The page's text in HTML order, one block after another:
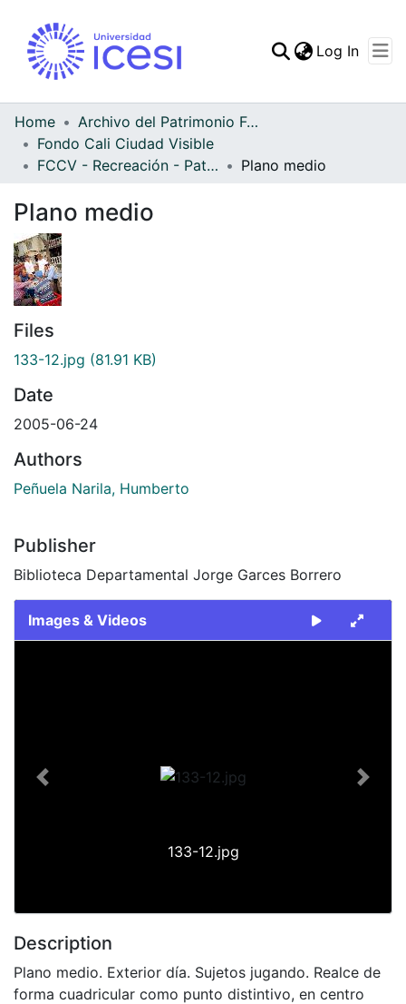
Log In
Home
Archivo del Patrimonio Fotográfico y Fílmico del Valle del Cauca
Fondo Cali Ciudad Visible
FCCV - Recreación - Patrimonial
Plano medio
Plano medio
Files
133-12.jpg (81.91 KB)
Date
2005-06-24
Authors
Peñuela Narila, Humberto
Publisher
Biblioteca Departamental Jorge Garces Borrero
Images & Videos
133-12.jpg
Previous Next
Description
Plano medio. Exterior día. Sujetos jugando. Realce de
forma cuadricular como punto distintivo, en centro